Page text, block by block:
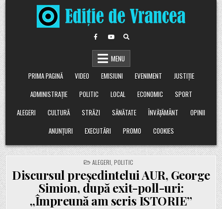
Skip
to
content
MENU
PRIMA PAGINĂ
VIDEO EMISIUNI EVENIMENT
JUSTIȚIE
ADMINISTRAȚIE
POLITIC LOCAL ECONOMIC
SPORT
ALEGERI
CULTURĂ STRĂZI SĂNĂTATE ÎNVĂȚĂMÂNT
OPINII
ANUNȚURI
EXECUTĂRI PROMO COOKIES
POSTED
IN
ALEGERI POLITIC
Discursul președintelui AUR, George
Simion, după exit-poll-uri:
„Împreună am scris ISTORIE”